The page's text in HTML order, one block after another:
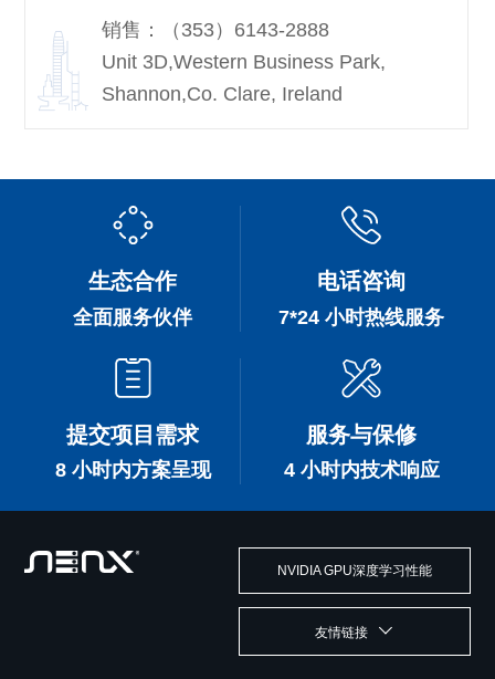
销售：
（353）6143-2888
Unit 3D,Western Business Park,
Shannon,Co. Clare, Ireland
生态合作
全面服务伙伴
电话咨询
7*24 小时热线服务
提交项目需求
8 小时内方案呈现
服务与保修
4 小时内技术响应
NVIDIA GPU深度学习性能
友情链接